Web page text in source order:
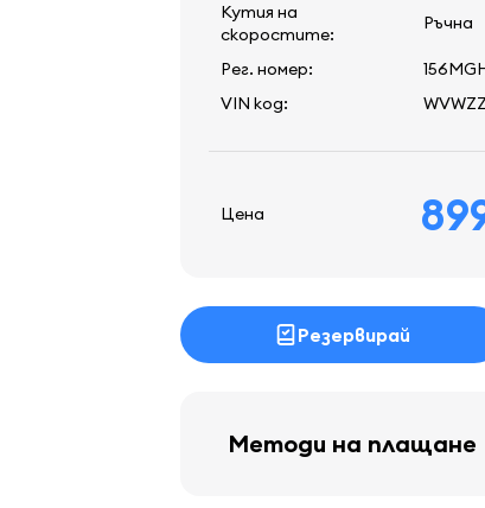
Кутия на
скоростите:
Ръчна
Рег. номер:
VIN код:
Цена
Резервирай
Методи на плащане